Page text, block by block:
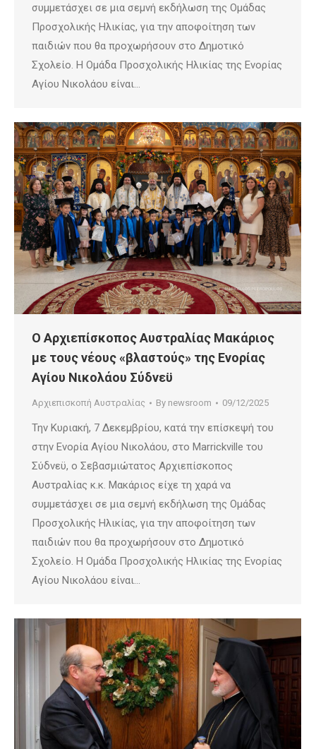
συμμετάσχει σε μια σεμνή εκδήλωση της Ομάδας
Προσχολικής Ηλικίας, για την αποφοίτηση των
παιδιών που θα προχωρήσουν στο Δημοτικό
Σχολείο. Η Ομάδα Προσχολικής Ηλικίας της Ενορίας
Αγίου Νικολάου είναι…
Ο Αρχιεπίσκοπος Αυστραλίας Μακάριος
με τους νέους «βλαστούς» της Ενορίας
Αγίου Νικολάου Σύδνεϋ
Αρχιεπισκοπή Αυστραλίας By newsroom 09/12/2025
Την Κυριακή, 7 Δεκεμβρίου, κατά την επίσκεψή του
στην Ενορία Αγίου Νικολάου, στο Marrickville του
Σύδνεϋ, ο Σεβασμιώτατος Αρχιεπίσκοπος
Αυστραλίας κ.κ. Μακάριος είχε τη χαρά να
συμμετάσχει σε μια σεμνή εκδήλωση της Ομάδας
Προσχολικής Ηλικίας, για την αποφοίτηση των
παιδιών που θα προχωρήσουν στο Δημοτικό
Σχολείο. Η Ομάδα Προσχολικής Ηλικίας της Ενορίας
Αγίου Νικολάου είναι…